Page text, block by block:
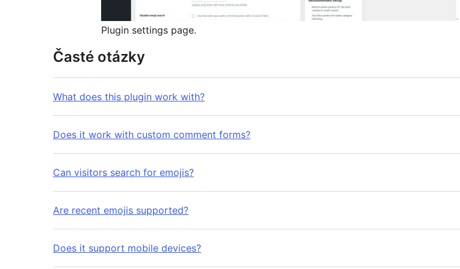
Plugin settings page.
Časté otázky
What does this plugin work with?
Does it work with custom comment forms?
Can visitors search for emojis?
Are recent emojis supported?
Does it support mobile devices?